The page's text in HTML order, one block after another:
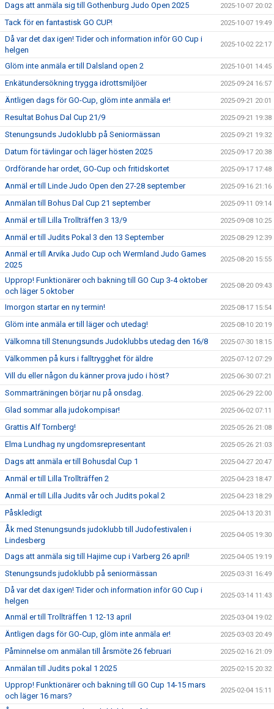
Dags att anmäla sig till Gothenburg Judo Open 2025 2025-10-07 20:02
Tack för en fantastisk GO CUP! 2025-10-07 19:49
Då var det dax igen! Tider och information inför GO Cup i
helgen
2025-10-02 22:17
Glöm inte anmäla er till Dalsland open 2 2025-10-01 14:45
Enkätundersökning trygga idrottsmiljöer 2025-09-24 16:57
Äntligen dags för GO-Cup, glöm inte anmäla er! 2025-09-21 20:01
Resultat Bohus Dal Cup 21/9 2025-09-21 19:38
Stenungsunds Judoklubb på Seniormässan 2025-09-21 19:32
Datum för tävlingar och läger hösten 2025 2025-09-17 20:38
Ordförande har ordet, GO-Cup och fritidskortet 2025-09-17 17:48
Anmäl er till Linde Judo Open den 27-28 september 2025-09-16 21:16
Anmälan till Bohus Dal Cup 21 september 2025-09-11 09:14
Anmäl er till Lilla Trollträffen 3 13/9 2025-09-08 10:25
Anmäl er till Judits Pokal 3 den 13 September 2025-08-29 12:39
Anmäl er till Arvika Judo Cup och Wermland Judo Games
2025
2025-08-20 15:55
Upprop! Funktionärer och bakning till GO Cup 3-4 oktober
och läger 5 oktober
2025-08-20 09:43
Imorgon startar en ny termin! 2025-08-17 15:54
Glöm inte anmäla er till läger och utedag! 2025-08-10 20:19
Välkomna till Stenungsunds Judoklubbs utedag den 16/8 2025-07-30 18:15
Välkommen på kurs i falltrygghet för äldre 2025-07-12 07:29
Vill du eller någon du känner prova judo i höst? 2025-06-30 07:21
Sommarträningen börjar nu på onsdag. 2025-06-29 22:00
Glad sommar alla judokompisar! 2025-06-02 07:11
Grattis Alf Tornberg! 2025-05-26 21:08
Elma Lundhag ny ungdomsrepresentant 2025-05-26 21:03
Dags att anmäla er till Bohusdal Cup 1 2025-04-27 20:47
Anmäl er till Lilla Trollträffen 2 2025-04-23 18:47
Anmäl er till Lilla Judits vår och Judits pokal 2 2025-04-23 18:29
Påskledigt 2025-04-13 20:31
Åk med Stenungsunds judoklubb till Judofestivalen i
Lindesberg
2025-04-05 19:30
Dags att anmäla sig till Hajime cup i Varberg 26 april! 2025-04-05 19:19
Stenungsunds judoklubb på seniormässan 2025-03-31 16:49
Då var det dax igen! Tider och information inför GO Cup i
helgen
2025-03-14 11:43
Anmäl er till Trollträffen 1 12-13 april 2025-03-04 19:02
Äntligen dags för GO-Cup, glöm inte anmäla er! 2025-03-03 20:49
Påminnelse om anmälan till årsmöte 26 februari 2025-02-16 21:09
Anmälan till Judits pokal 1 2025 2025-02-15 20:32
Upprop! Funktionärer och bakning till GO Cup 14-15 mars
och läger 16 mars?
2025-02-04 15:11